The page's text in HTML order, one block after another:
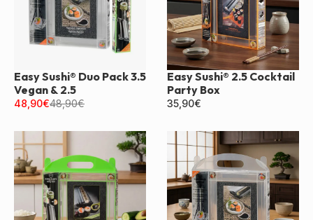
Easy Sushi® Duo Pack 3.5
Vegan & 2.5
48,90€48,90€
Easy Sushi® 2.5 Cocktail
Party Box
35,90€